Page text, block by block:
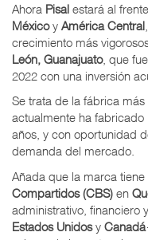
Ahora Pisal estará al
Méxicoy América Central
crecimiento más
León, Guanajuato, que
2022 con una inversión
Se trata de la fábrica
actualmente ha fabricado
años, y con oportunidad
demanda del mercado.
Añada que la marca tiene
Compartidos (CBS) en
administrativo, financiero
Estados Unidosy Canadá